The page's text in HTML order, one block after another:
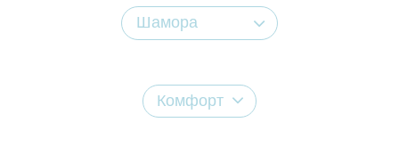
Шамора
Комфорт